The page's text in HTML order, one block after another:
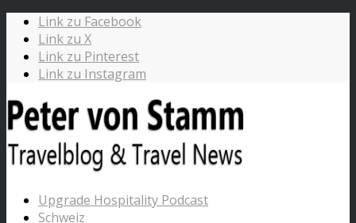
Link zu Facebook
Link zu X
Link zu Pinterest
Link zu Instagram
Upgrade Hospitality Podcast
Schweiz